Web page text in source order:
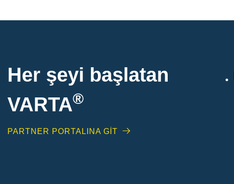
Her şeyi başlatan
VARTA®
PARTNER PORTALINA GİT